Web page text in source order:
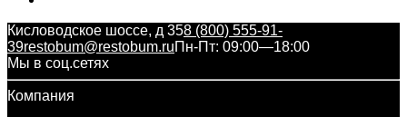
Кисловодское шоссе, д 358 (800) 555-91-
39restobum@restobum.ruПн-Пт: 09:00—18:00
Мы в соц.сетях
Компания